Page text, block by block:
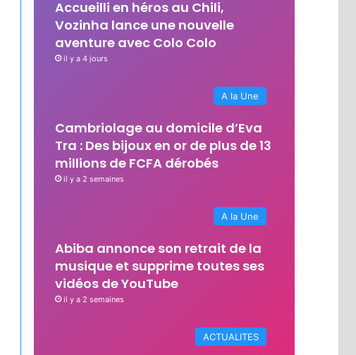
Accueilli en héros au Chili,
Vozinha lance une nouvelle
aventure avec Colo Colo
il y a 4 jours
A la Une
Cambriolage au domicile d’Eva
Tra : Des bijoux en or de plus de 13
millions de FCFA dérobés
il y a 2 semaines
A la Une
Abiba annonce son retrait de la
musique et supprime toutes ses
vidéos de YouTube
il y a 2 semaines
ACTUALITES